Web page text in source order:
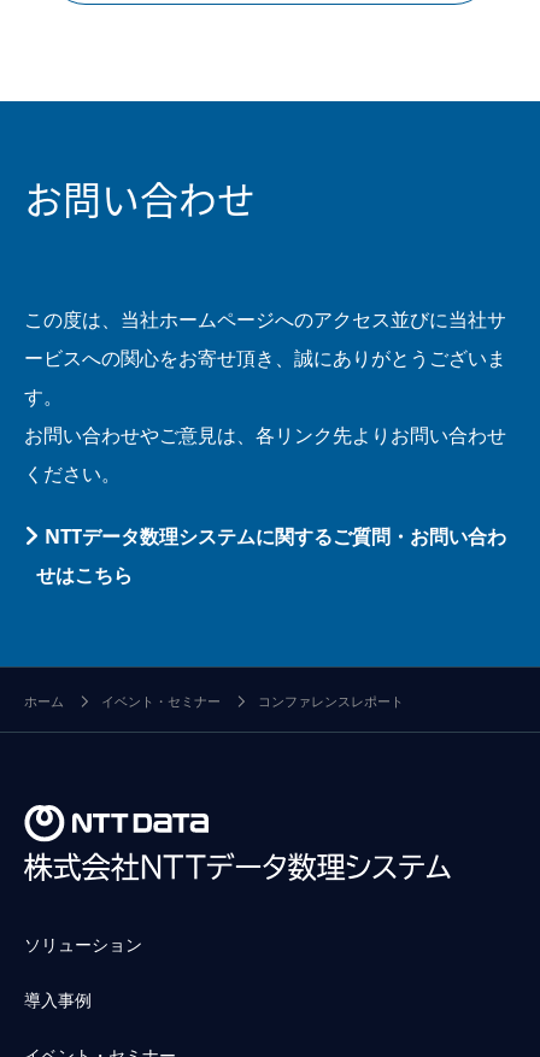
お問い合わせ
この度は、当社ホームページへのアクセス並びに当社サ
ービスへの関心をお寄せ頂き、誠にありがとうございま
す。
お問い合わせやご意見は、各リンク先よりお問い合わせ
ください。
NTTデータ数理システムに関するご質問・お問い合わ
せはこちら
ホーム イベント・セミナー コンファレンスレポート
ソリューション
導入事例